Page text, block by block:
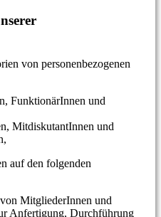
von personenbezogenen
FunktionärInnen und
MitdiskutantInnen und
auf den folgenden
MitgliederInnen und
Anfertigung, Durchführung